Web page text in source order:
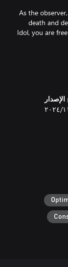
As the
death and
Idol, you are
age of
middle
have
الإصدار